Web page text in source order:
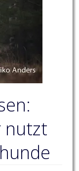
nutzt